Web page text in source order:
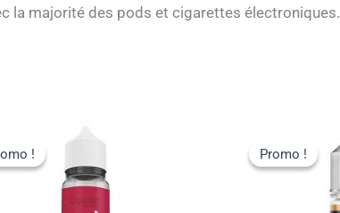
la majorité des pods et cigarettes électroniques.
!
! Promo !
Promo !